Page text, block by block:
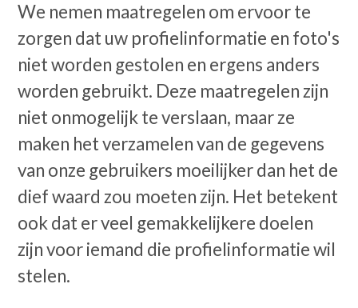
We nemen maatregelen om ervoor te
zorgen dat uw profielinformatie en foto's
niet worden gestolen en ergens anders
worden gebruikt. Deze maatregelen zijn
niet onmogelijk te verslaan, maar ze
maken het verzamelen van de gegevens
van onze gebruikers moeilijker dan het de
dief waard zou moeten zijn. Het betekent
ook dat er veel gemakkelijkere doelen
zijn voor iemand die profielinformatie wil
stelen.